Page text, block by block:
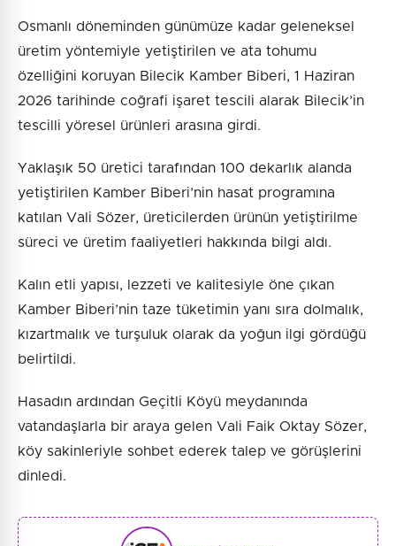
Osmanlı döneminden günümüze kadar geleneksel
üretim yöntemiyle yetiştirilen ve ata tohumu
özelliğini koruyan Bilecik Kamber Biberi, 1 Haziran
2026 tarihinde coğrafi işaret tescili alarak Bilecik’in
tescilli yöresel ürünleri arasına girdi.
Yaklaşık 50 üretici tarafından 100 dekarlık alanda
yetiştirilen Kamber Biberi’nin hasat programına
katılan Vali Sözer, üreticilerden ürünün yetiştirilme
süreci ve üretim faaliyetleri hakkında bilgi aldı.
Kalın etli yapısı, lezzeti ve kalitesiyle öne çıkan
Kamber Biberi’nin taze tüketimin yanı sıra dolmalık,
kızartmalık ve turşuluk olarak da yoğun ilgi gördüğü
belirtildi.
Hasadın ardından Geçitli Köyü meydanında
vatandaşlarla bir araya gelen Vali Faik Oktay Sözer,
köy sakinleriyle sohbet ederek talep ve görüşlerini
dinledi.